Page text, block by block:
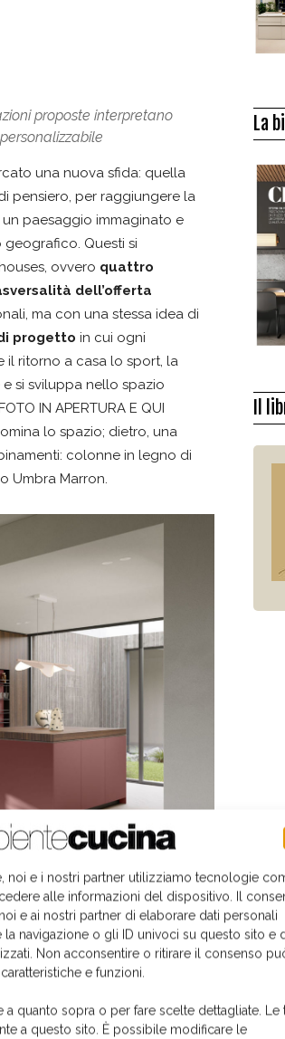
noi e i nostri partner utilizziamo tecnologie
alle informazioni del dispositivo. Il
e ai nostri partner di elaborare dati personali
navigazione o gli ID univoci su questo sito e
Non acconsentire o ritirare il consenso
e funzioni.
quanto sopra o per fare scelte dettagliate. Le
a questo sito. È possibile modificare le
proposte interpretano
una nuova sfida: quella
pensiero, per raggiungere la
paesaggio immaginato e
Questi si
ovvero quattro
dell’offerta
ma con una stessa idea di
progetto in cui ogni
il ritorno a casa lo sport, la
si sviluppa nello spazio
IN APERTURA E QUI
lo spazio; dietro, una
colonne in legno di
Umbra Marron.
Fenix Rosso Japur
fluidi che creano atmosfere
le molteplici esigenze del
stili di vita.
La
Il